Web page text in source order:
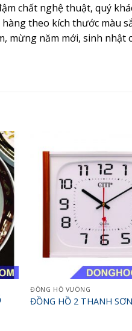
chất nghệ thuật, quý
theo kích thước màu
mừng năm mới, sinh
ĐỒNG HỒ VUÔNG
ĐỒNG HỒ 2 THANH SƠN